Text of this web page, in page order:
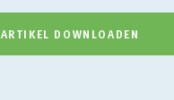
ARTIKEL DOWNLOADEN